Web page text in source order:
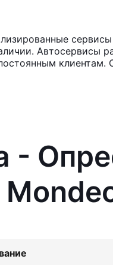
Автосервисы
-